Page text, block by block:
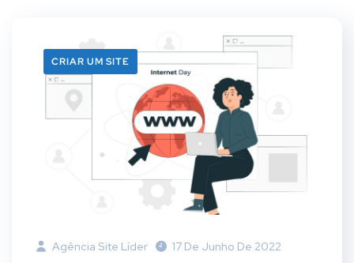
CRIAR UM SITE
Agência Site Líder 17 De Junho De 2022